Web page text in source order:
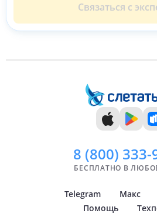
Связаться с
8 (800) 333-
БЕСПЛАТНО В
Telegram Макс
Помощь